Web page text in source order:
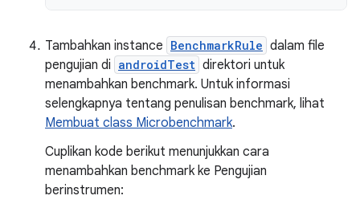
Tambahkan instance BenchmarkRule dalam file
pengujian di androidTest direktori untuk
menambahkan benchmark. Untuk informasi
selengkapnya tentang penulisan benchmark, lihat
Membuat class Microbenchmark.
Cuplikan kode berikut menunjukkan cara
menambahkan benchmark ke Pengujian
berinstrumen: